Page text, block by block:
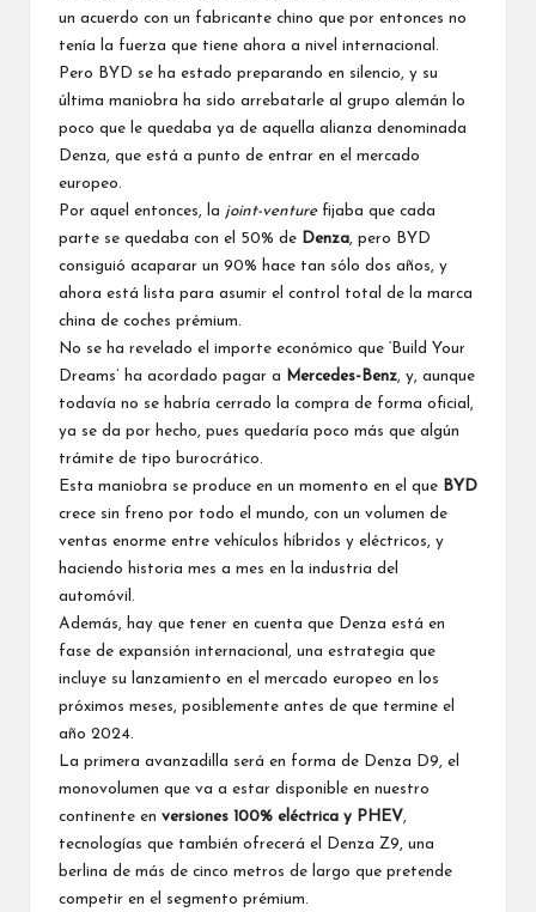
un acuerdo con un fabricante chino que por entonces no
tenía la fuerza que tiene ahora a nivel internacional.
Pero BYD se ha estado preparando en silencio, y su
última maniobra ha sido arrebatarle al grupo alemán lo
poco que le quedaba ya de aquella alianza denominada
Denza, que está a punto de entrar en el mercado
europeo.
Por aquel entonces, la joint-venturefijaba que cada
parte se quedaba con el 50% de Denza , pero BYD
consiguió acaparar un 90% hace tan sólo dos años, y
ahora está lista para asumir el control total de la marca
china de coches prémium.
No se ha revelado el importe económico que ‘Build Your
Dreams’ ha acordado pagar a
Mercedes-Benz , y, aunque
todavía no se habría cerrado la compra de forma oficial,
ya se da por hecho, pues quedaría poco más que algún
trámite de tipo burocrático.
Esta maniobra se produce en un momento en el que BYD
crece sin freno por todo el mundo, con un volumen de
ventas enorme entre vehículos híbridos y eléctricos, y
haciendo historia mes a mes en la industria del
automóvil.
Además, hay que tener en cuenta que Denza está en
fase de expansión internacional, una estrategia que
incluye su lanzamiento en el mercado europeo en los
próximos meses, posiblemente antes de que termine el
año 2024.
La primera avanzadilla será en forma de
Denza D9 , el
monovolumen que va a estar disponible en nuestro
continente en versiones 100% eléctrica y PHEV
tecnologías que también ofrecerá el
Denza Z9 , una
berlina de más de cinco metros de largo que pretende
competir en el segmento prémium.